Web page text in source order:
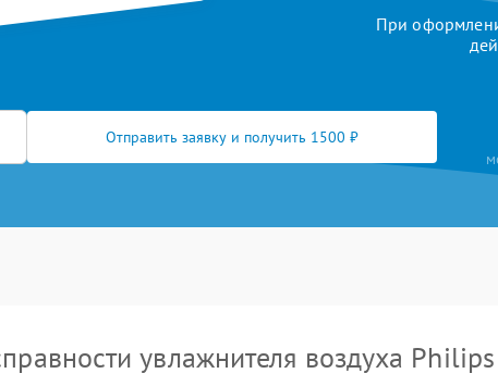
При
Отправить заявку и получить 1500 ₽
увлажнителя воздуха Philips